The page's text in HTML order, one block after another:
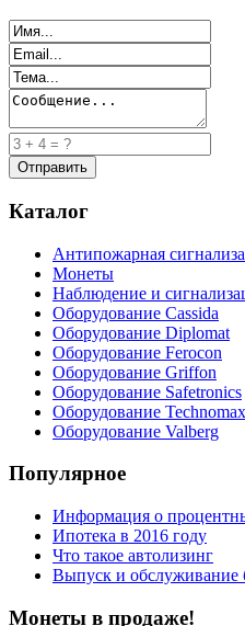
Каталог
Антипожарная
Монеты
Наблюдение и
Оборудование Cassida
Оборудование Diplomat
Оборудование Ferocon
Оборудование Griffon
Оборудование Safetronics
Оборудование Technomax
Оборудование Valberg
Популярное
Информация о
Ипотека в 2016 году
Что такое автолизинг
Выпуск и обслуживание
Монеты в продаже!